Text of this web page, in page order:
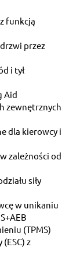
funkcją
przez
i tył
Aid
zewnętrznych
dla kierowcy i
zależności od
siły
w unikaniu
(TPMS)
z